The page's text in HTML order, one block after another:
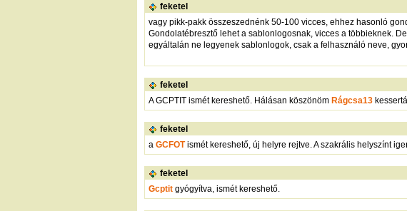
feketel
vagy pikk-pakk összeszednénk 50-100 vicces, ehhez hasonló
Gondolatébresztő lehet a sablonlogosnak, vicces a többieknek.
egyáltalán ne legyenek sablonlogok, csak a felhasználó neve,
feketel
A GCPTIT ismét kereshető. Hálásan köszönöm Rágcsa13
feketel
a GCFOTismét kereshető, új helyre rejtve. A szakrális helyszínt
feketel
Gcptit gyógyítva, ismét kereshető.